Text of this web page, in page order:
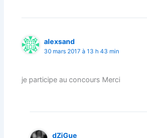
alexsand
30 mars 2017 à 13 h 43 min
je participe au concours Merci
dZiGue